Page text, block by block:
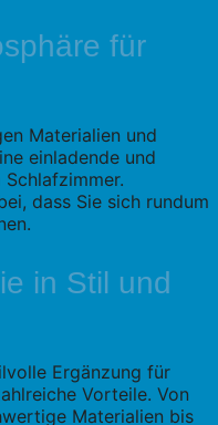
für
Materialien und
einladende und
dass Sie sich rundum
in Stil und
Ergänzung für
Vorteile. Von
Materialien bis